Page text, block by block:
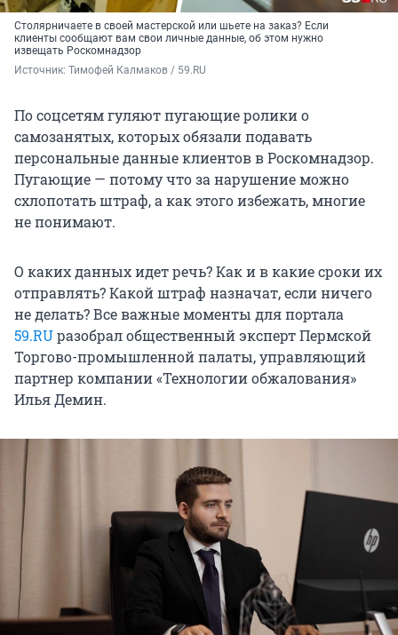
Столярничаете в своей мастерской или шьете на заказ? Если
клиенты сообщают вам свои личные данные, об этом нужно
извещать Роскомнадзор
Источник: Тимофей Калмаков / 59.RU
По соцсетям гуляют пугающие ролики о
самозанятых, которых обязали подавать
персональные данные клиентов в Роскомнадзор.
Пугающие — потому что за нарушение можно
схлопотать штраф, а как этого избежать, многие
не понимают.
О каких данных идет речь? Как и в какие сроки их
отправлять? Какой штраф назначат, если ничего
не делать? Все важные моменты для портала
59.RUразобрал общественный эксперт Пермской
Торгово-промышленной палаты, управляющий
партнер компании «Технологии обжалования»
Илья Демин.